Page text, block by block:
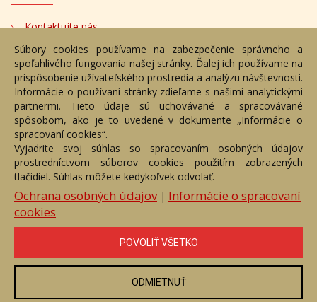
Kontaktujte nás
Bezplatné poradenstvo
Adresa
Nižný Hrušov 333, 094 22,
Slovenská republika
+421 905 356 921
+421 905 959 101
eantik@eantik.sk
Kontakt
Bezplatné poradenstvo
Biografie autorov
eAntik.sk © 2007 - 2026
Akékoľvek používanie obrazových a textových súčastí tejto stránky je
Súbory cookies používame na zabezpečenie správneho a
spoľahlivého fungovania našej stránky. Ďalej ich používame na
prispôsobenie užívateľského prostredia a analýzu návštevnosti.
Informácie o používaní stránky zdieľame s našimi analytickými
partnermi. Tieto údaje sú uchovávané a spracovávané
spôsobom, ako je to uvedené v dokumente „Informácie o
spracovaní cookies“.
Vyjadrite svoj súhlas so spracovaním osobných údajov
prostredníctvom súborov cookies použitím zobrazených
tlačidiel. Súhlas môžete kedykoľvek odvolať.
Ochrana osobných údajov| Informácie o spracovaní
cookies
POVOLIŤ VŠETKO
ODMIETNUŤ